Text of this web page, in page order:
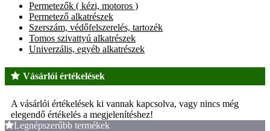
Permetezők ( kézi, motoros )
Permetező alkatrészek
Szerszám, védőfelszerelés, tartozék
Tomos szivattyú alkatrészek
Univerzális, egyéb alkatrészek
Vásárlói értékelések
A vásárlói értékelések ki vannak kapcsolva, vagy nincs még
elegendő értékelés a megjelenítéshez!
Legnépszerűbb termékek